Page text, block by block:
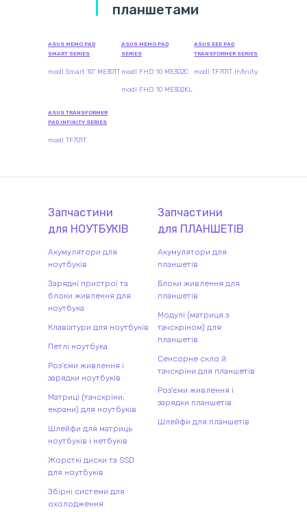
планшетами
ASUS MEMO PAD
SMART SERIES
modl Smart 10" ME301T
ASUS MEMO PAD
SERIES
modl FHD 10 ME302C
modl FHD 10 ME302KL
ASUS EEE PAD
TRANSFORMER SERIES
modl TF701T Infinity
ASUS TRANSFORMER
PAD INFINITY SERIES
modl TF701T
Запчастини
для НОУТБУКІВ
Акумулятори для
ноутбуків
Зарядні пристрої та
блоки живлення для
ноутбука
Клавіатури для ноутбуків
Петлі ноутбука
Роз'єми живлення і
зарядки ноутбуків
Матриці (тачскріни,
екрани) для ноутбуків
Шлейфи для матриць
ноутбуків і нетбуків
Жорсткі диски та SSD
для ноутбуків
Збірні системи для
охолодження
Запчастини
для ПЛАНШЕТІВ
Акумулятори для
планшетів
Блоки живлення для
планшетів
Модулі (матриця з
тачскріном) для
планшетів
Сенсорне скло й
тачскріни для планшетів
Роз'єми живлення і
зарядки планшетів
Шлейфи для планшетів